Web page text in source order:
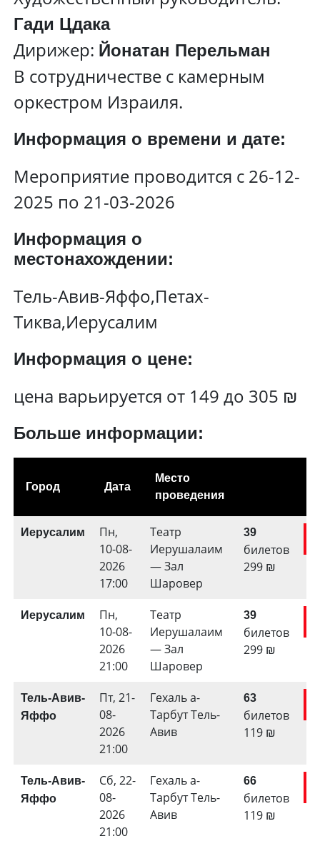
Гади Цдака
Дирижер: Йонатан Перельман
В сотрудничестве с камерным
оркестром Израиля.
Информация о времени и дате:
Мероприятие проводится с 26-12-
2025 по 21-03-2026
Информация о
местонахождении:
Тель-Авив-Яффо,Петах-
Тиква,Иерусалим
Информация о цене:
цена варьируется от 149 до 305 ₪
Больше информации:
Город Дата
Место
проведения
Иерусалим
Пн,
10-08-
2026
17:00
Театр
Иерушалаим
— Зал
Шаровер
39
билетов
299 ₪
Иерусалим
Пн,
10-08-
2026
21:00
Театр
Иерушалаим
— Зал
Шаровер
39
билетов
299 ₪
Тель-Авив-
Яффо
Пт, 21-
08-
2026
21:00
Гехаль а-
Тарбут Тель-
Авив
63
билетов
119 ₪
Тель-Авив-
Яффо
Сб, 22-
08-
2026
21:00
Гехаль а-
Тарбут Тель-
Авив
66
билетов
119 ₪